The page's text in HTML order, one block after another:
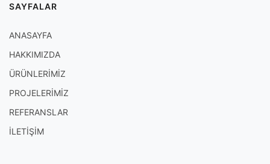
SAYFALAR
ANASAYFA
HAKKIMIZDA
ÜRÜNLERİMİZ
PROJELERİMİZ
REFERANSLAR
İLETİŞİM